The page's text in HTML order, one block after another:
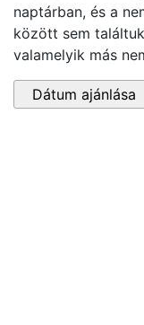
naptárban, és a
között sem
valamelyik más
Dátum ajánlása